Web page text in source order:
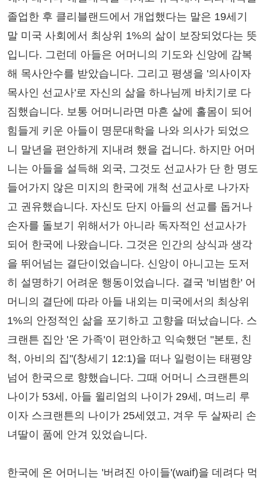
졸업한 후 클리블랜드에서 개업했다는 말은 19세기
말 미국 사회에서 최상위 1%의 삶이 보장되었다는 뜻
입니다. 그런데 아들은 어머니의 기도와 신앙에 감복
해 목사안수를 받았습니다. 그리고 평생을 '의사이자
목사인 선교사'로 자신의 삶을 하나님께 바치기로 다
짐했습니다. 보통 어머니라면 마흔 살에 홀몸이 되어
힘들게 키운 아들이 명문대학을 나와 의사가 되었으
니 말년을 편안하게 지내려 했을 겁니다. 하지만 어머
니는 아들을 설득해 외국, 그것도 선교사가 단 한 명도
들어가지 않은 미지의 한국에 개척 선교사로 나가자
고 권유했습니다. 자신도 단지 아들의 선교를 돕거나
손자를 돌보기 위해서가 아니라 독자적인 선교사가
되어 한국에 나왔습니다. 그것은 인간의 상식과 생각
을 뛰어넘는 결단이었습니다. 신앙이 아니고는 도저
히 설명하기 어려운 행동이었습니다. 결국 '비범한' 어
머니의 결단에 따라 아들 내외는 미국에서의 최상위
1%의 안정적인 삶을 포기하고 고향을 떠났습니다. 스
크랜튼 집안 '온 가족'이 편안하고 익숙했던 "본토, 친
척, 아비의 집"(창세기 12:1)을 떠나 일렁이는 태평양
넘어 한국으로 향했습니다. 그때 어머니 스크랜튼의
나이가 53세, 아들 윌리엄의 나이가 29세, 며느리 루
이자 스크랜튼의 나이가 25세였고, 겨우 두 살짜리 손
녀딸이 품에 안겨 있었습니다.
한국에 온 어머니는 '버려진 아이들'(waif)을 데려다 먹